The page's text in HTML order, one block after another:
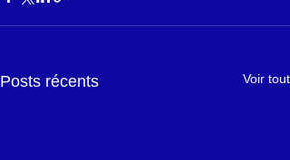
Posts récents Voir tout